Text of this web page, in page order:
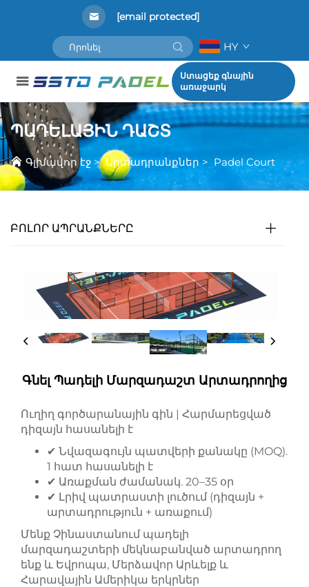
[email protected]
HY
Ստացեք գնային
առաջարկ
ՊԱԴԵԼԱՅԻՆ ԴԱՇՏ
Գլխավոր էջ >Արտադրանքներ > Padel Court
ԲՈԼՈՐ ԱՊՐԱՆՔՆԵՐԸ
Գնել Պադելի Մարզադաշտ Արտադրողից
Ուղիղ գործարանային գին | Հարմարեցված
դիզայն հասանելի է
✔ Նվազագույն պատվերի քանակը (MOQ).
1 հատ հասանելի է
✔ Առաքման ժամանակ. 20–35 օր
✔ Լրիվ պատրաստի լուծում (դիզայն +
արտադրություն + առաքում)
Մենք Չինաստանում պադելի
մարզադաշտերի մեկնաբանված արտադրող
ենք և Եվրոպա, Մերձավոր Արևելք և
Հարավային Ամերիկա երկրներ